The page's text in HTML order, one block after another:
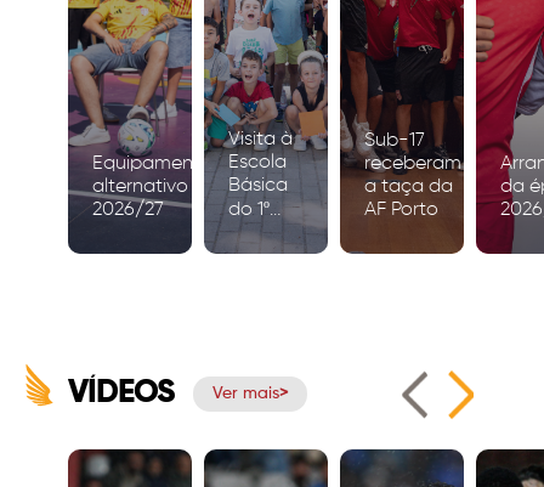
Equipamento
alternativo
2026/27
Visita à
Escola
Básica
do 1º
Ciclo de
Igreja
Sub-17
receberam
a taça da
AF Porto
da
VÍDEOS Ver mais